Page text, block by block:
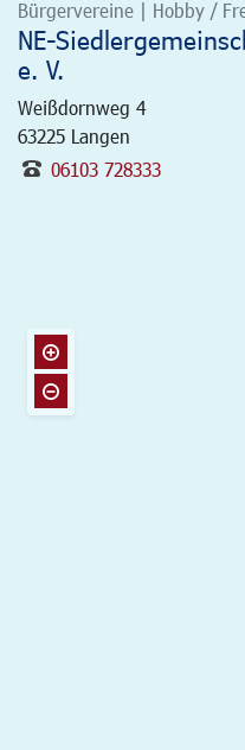
Bürgervereine | Hobby /
NE-
e. V.
Weißdornweg 4
63225 Langen
06103 728333